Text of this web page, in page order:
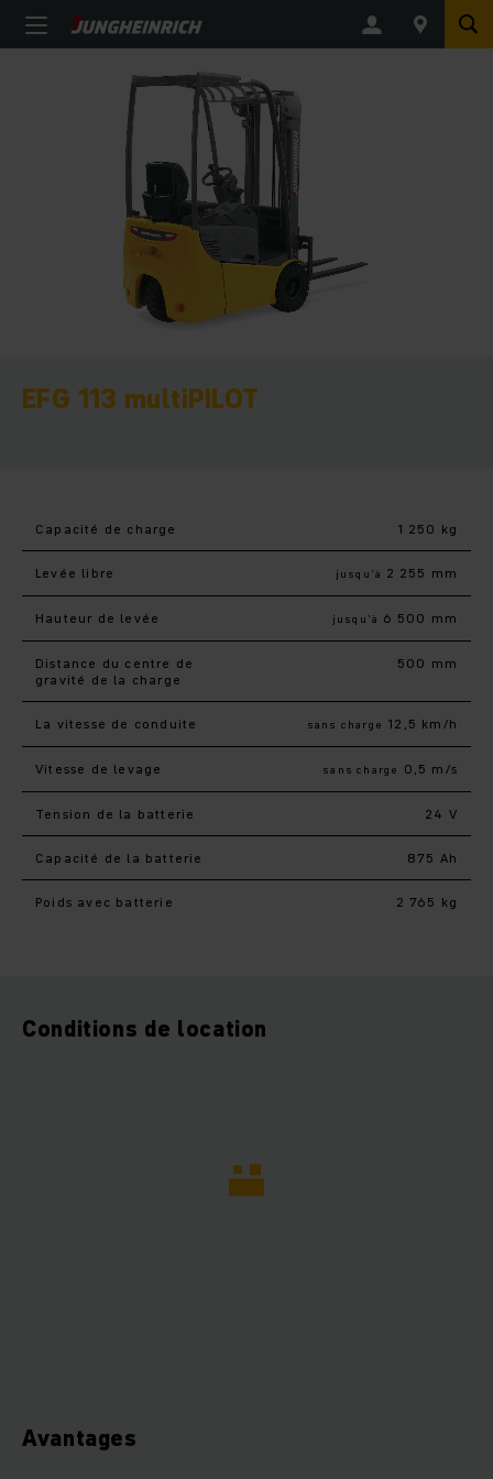
EFG 113 multiPILOT
Capacité de charge 1 250 kg
Levée libre jusqu’à 2 255 mm
Hauteur de levée jusqu’à 6 500 mm
Distance du centre de
gravité de la charge
500 mm
La vitesse de conduite sans charge 12,5 km/h
Vitesse de levage sans charge 0,5 m/s
Tension de la batterie 24 V
Capacité de la batterie 875 Ah
Poids avec batterie 2 765 kg
Conditions de location
Avantages